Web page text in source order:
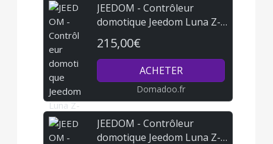
JEEDOM - Contrôleur
domotique Jeedom Luna Z-
Wave, Zigbee et 4G
215,00€
ACHETER
Domadoo.fr
JEEDOM - Contrôleur
domotique Jeedom Luna Z-